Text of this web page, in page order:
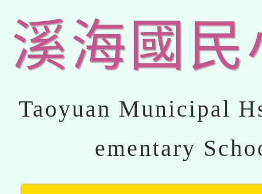
溪海國民
Taoyuan Municipal
ementary